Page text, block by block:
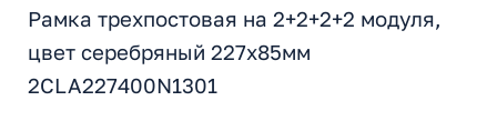
Рамка трехпостовая на 2+2+2+2 модуля,
цвет серебряный 227х85мм
2CLA227400N1301